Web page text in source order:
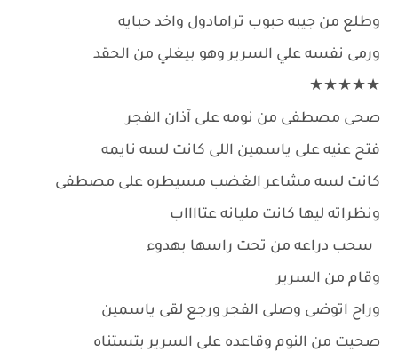
وطلع من جيبه حبوب ترامادول واخد حبايه
ورمى نفسه علي السرير وهو بيغلي من الحقد
★★★★★
صحى مصطفى من نومه على آذان الفجر
فتح عنيه على ياسمين اللى كانت لسه نايمه
كانت لسه مشاعر الغضب مسيطره على مصطفى
ونظراته ليها كانت مليانه عتااااب
سحب دراعه من تحت راسها بهدوء
وقام من السرير
وراح اتوضى وصلى الفجر ورجع لقى ياسمين
صحيت من النوم وقاعده على السرير بتستناه